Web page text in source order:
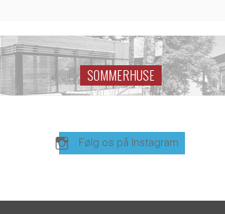
SOMMERHUSE
Følg os på Instagram